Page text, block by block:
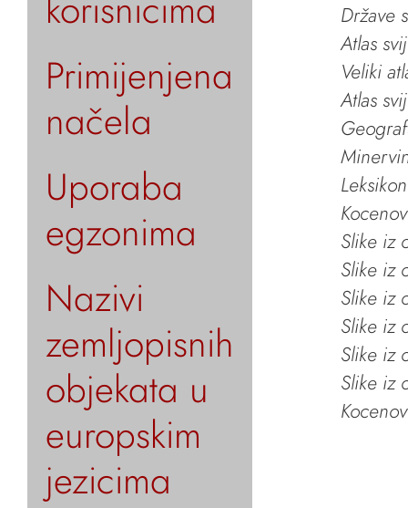
Primijenjena
načela
Uporaba
egzonima
Nazivi
zemljopisnih
objekata u
europskim
jezicima
Države
Atlas
Veliki
Atlas
Slike iz
Slike iz
Slike iz
Slike iz
Slike iz
Slike iz